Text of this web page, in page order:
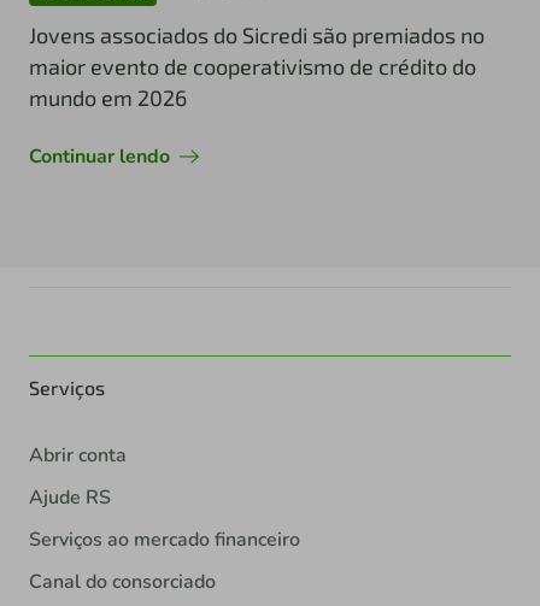
Jovens associados do Sicredi são premiados no
maior evento de cooperativismo de crédito do
mundo em 2026
Continuar lendo
Serviços
Abrir conta
Ajude RS
Serviços ao mercado financeiro
Canal do consorciado